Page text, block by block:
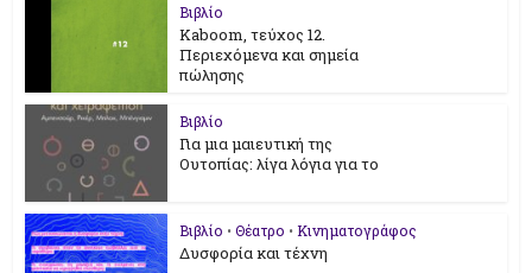
Βιβλίο
Kaboom, τεύχος 12.
Περιεχόμενα και σημεία
πώλησης
Βιβλίο
Για μια μαιευτική της
Ουτοπίας: λίγα λόγια για το
Βιβλίο • Θέατρο • Κινηματογράφος
Δυσφορία και τέχνη